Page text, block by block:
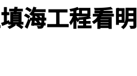
海工程看明